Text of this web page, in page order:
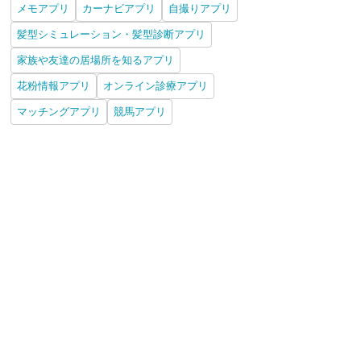
メモアプリ カーナビアプリ 自撮りアプリ
髪型シミュレーション・髪型診断アプリ
家族や友達の居場所を知るアプリ
花粉情報アプリ オンライン診療アプリ
マッチングアプリ 競馬アプリ